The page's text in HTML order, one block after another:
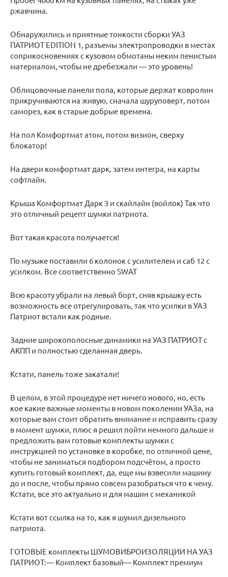
ржавчина.
Обнаружились и приятные тонкости сборки УАЗ
ПАТРИОТ EDITION 1, разъемы электропроводки в местах
соприкосновениях с кузовом обмотаны неким пенистым
материалом, чтобы не дребезжали — это уровень!
Облицовочные панели пола, которые держат ковролин
прикручиваются на живую, сначала шуруповерт, потом
саморез, как в старые добрые времена.
На пол Комфортмат атом, потом визион, сверху
блокатор!
На двери комфортмат дарк, затем интегра, на карты
софтлайн.
Крыша Комфортмат Дарк 3 и скайлайн (войлок) Так что
это отличный рецепт шумки патриота.
Вот такая красота получается!
По музыке поставили 6 колонок с усилителем и саб 12 с
усилком. Все соответственно SWAT
Всю красоту убрали на левый борт, сняв крышку есть
возможность все отрегулировать, так что усилки в УАЗ
Патриот встали как родные.
Задние широкополосные динамики на УАЗ ПАТРИОТ с
АКПП и полностью сделанная дверь.
Кстати, панель тоже закатали!
В целом, в этой процедуре нет ничего нового, но, есть
кое какие важные моменты в новом поколении УАЗа, на
которые вам стоит обратить внимание и исправить сразу
в момент шумки, плюс я решил пойти немного дальше и
предложить вам готовые комплекты шумки с
инструкцией по установке в коробке, по отличной цене,
чтобы не заниматься подбором подсчётом, а просто
купить готовый комплект, да, еще мы взвесили машину
до и после, чтобы прямо совсем разобраться что к чему.
Кстати, все это актуально и для машин с механикой
Кстати вот ссылка на то, как я шумил дизельного
патриота.
ГОТОВЫЕ комплекты ШУМОВИБРОИЗОЛЯЦИИ НА УАЗ
ПАТРИОТ:— Комплект базовый— Комплект премиум